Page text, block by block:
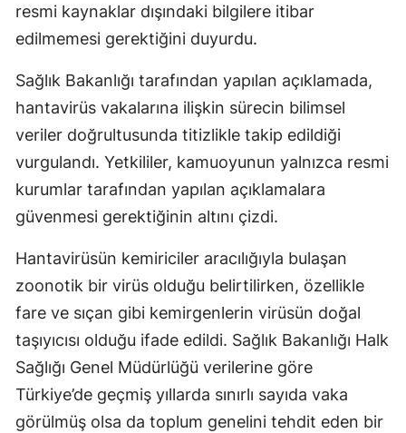
resmi kaynaklar dışındaki bilgilere itibar
edilmemesi gerektiğini duyurdu.
Sağlık Bakanlığı tarafından yapılan açıklamada,
hantavirüs vakalarına ilişkin sürecin bilimsel
veriler doğrultusunda titizlikle takip edildiği
vurgulandı. Yetkililer, kamuoyunun yalnızca resmi
kurumlar tarafından yapılan açıklamalara
güvenmesi gerektiğinin altını çizdi.
Hantavirüsün kemiriciler aracılığıyla bulaşan
zoonotik bir virüs olduğu belirtilirken, özellikle
fare ve sıçan gibi kemirgenlerin virüsün doğal
taşıyıcısı olduğu ifade edildi. Sağlık Bakanlığı Halk
Sağlığı Genel Müdürlüğü verilerine göre
Türkiye’de geçmiş yıllarda sınırlı sayıda vaka
görülmüş olsa da toplum genelini tehdit eden bir